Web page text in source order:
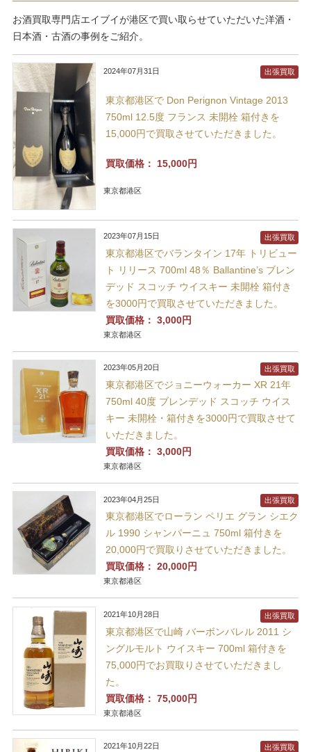
お酒買取専門店エイブイが港区で買い取らせていただいた洋酒・
日本酒・古酒の事例をご紹介。
2024年07月31日
東京都港区で Don Perignon Vintage 2013
750ml 12.5度 フランス 未開栓 箱付きを
15,000円で買取させていただきました。
買取価格： 15,000円
東京都港区
出張買取
2023年07月15日
東京都港区でバランタイン 17年 トリビュー
ト リリース 700ml 48％ Ballantine’s ブレン
デッド スコッチ ウイスキー 未開栓 箱付き
を3000円で買取させていただきました。
買取価格： 3,000円
東京都港区
出張買取
2023年05月20日
東京都港区でジョニーウォーカー XR 21年
750ml 40度 ブレンデッド スコッチ ウイス
キー 未開栓・箱付きを3000円で買取させて
いただきました。
買取価格： 3,000円
東京都港区
出張買取
2023年04月25日
東京都港区でローラン ペリエ グラン シエク
ル 1990 シャンパーニュ 750ml 箱付きを
20,000円で買取りさせていただきました。
買取価格： 20,000円
東京都港区
出張買取
2021年10月28日
東京都港区で山崎 バーボンバレル 2011 シ
ングルモルト ウイスキー 700ml 箱付きを
75,000円でお買取りさせていただきまし
た。
買取価格： 75,000円
東京都港区
出張買取
2021年10月22日 出張買取